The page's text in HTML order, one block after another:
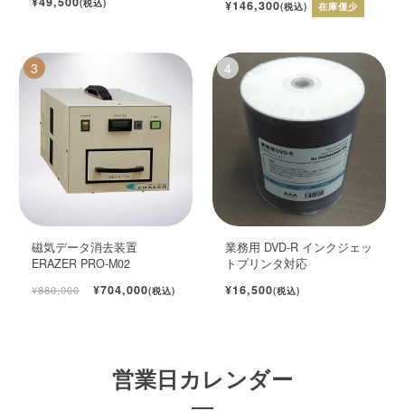
(税込)
¥146,300(税込) 在庫僅少
磁気データ消去装置
ERAZER PRO-M02
¥880,000 ¥704,000(税込)
業務用 DVD-R インクジェッ
トプリンタ対応
¥16,500(税込)
営業日カレンダー